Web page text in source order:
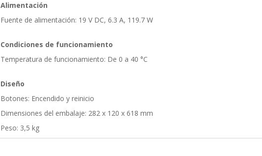
Alimentación
Fuente de alimentación: 19 V DC, 6.3 A, 119.7 W
Condiciones de funcionamiento
Temperatura de funcionamiento: De 0 a 40 °C
Diseño
Botones: Encendido y reinicio
Dimensiones del embalaje: 282 x 120 x 618 mm
Peso: 3,5 kg